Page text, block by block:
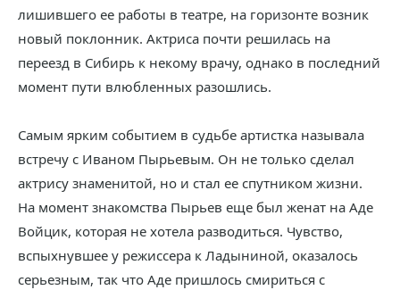
лишившего ее работы в театре, на горизонте возник
новый поклонник. Актриса почти решилась на
переезд в Сибирь к некому врачу, однако в последний
момент пути влюбленных разошлись.
Самым ярким событием в судьбе артистка называла
встречу с Иваном Пырьевым. Он не только сделал
актрису знаменитой, но и стал ее спутником жизни.
На момент знакомства Пырьев еще был женат на Аде
Войцик, которая не хотела разводиться. Чувство,
вспыхнувшее у режиссера к Ладыниной, оказалось
серьезным, так что Аде пришлось смириться с